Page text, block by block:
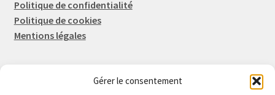
Gérer le consentement
Politique de confidentialité
Politique de cookies
Mentions légales